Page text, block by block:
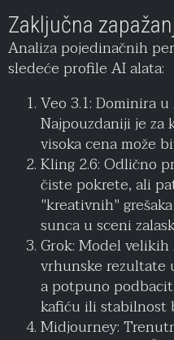
Zaključna
Analiza pojedinačnih
sledeće profile AI alata:
Veo 3.1: Dominira
Najpouzdaniji je za
visoka cena može
Kling 2.6: Odlično
čiste pokrete, ali
"kreativnih"
sunca u sceni
Grok: Model
vrhunske rezultate
a potpuno
kafiću ili stabilnost
Midjourney: